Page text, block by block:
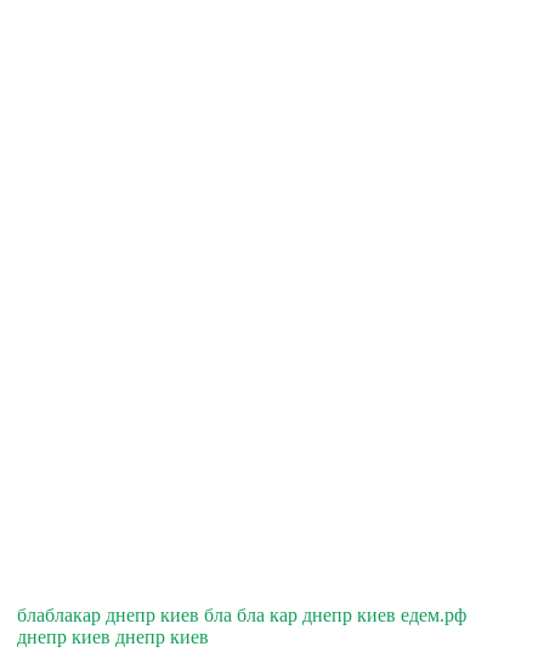
блаблакар днепр киев бла бла кар днепр киев едем.рф
днепр киев днепр киев